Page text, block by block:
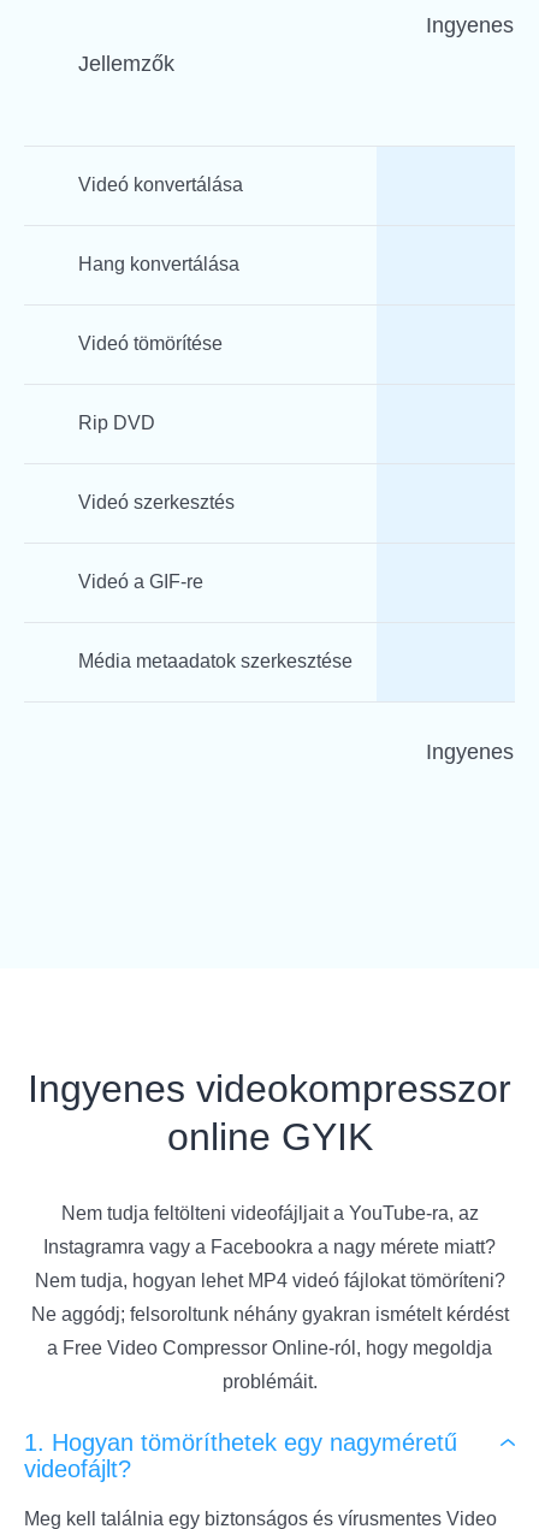
Jellemzők
Ingyenes
Videó konvertálása
Hang konvertálása
Videó tömörítése
Rip DVD
Videó szerkesztés
Videó a GIF-re
Média metaadatok szerkesztése
Ingyenes
Ingyenes videokompresszor
online GYIK
Nem tudja feltölteni videofájljait a YouTube-ra, az
Instagramra vagy a Facebookra a nagy mérete miatt?
Nem tudja, hogyan lehet MP4 videó fájlokat tömöríteni?
Ne aggódj; felsoroltunk néhány gyakran ismételt kérdést
a Free Video Compressor Online-ról, hogy megoldja
problémáit.
1. Hogyan tömöríthetek egy nagyméretű
videofájlt?
Meg kell találnia egy biztonságos és vírusmentes Video